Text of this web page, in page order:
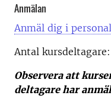
Anmälan
Anmäl dig i
Antal
Observera att
deltagare har